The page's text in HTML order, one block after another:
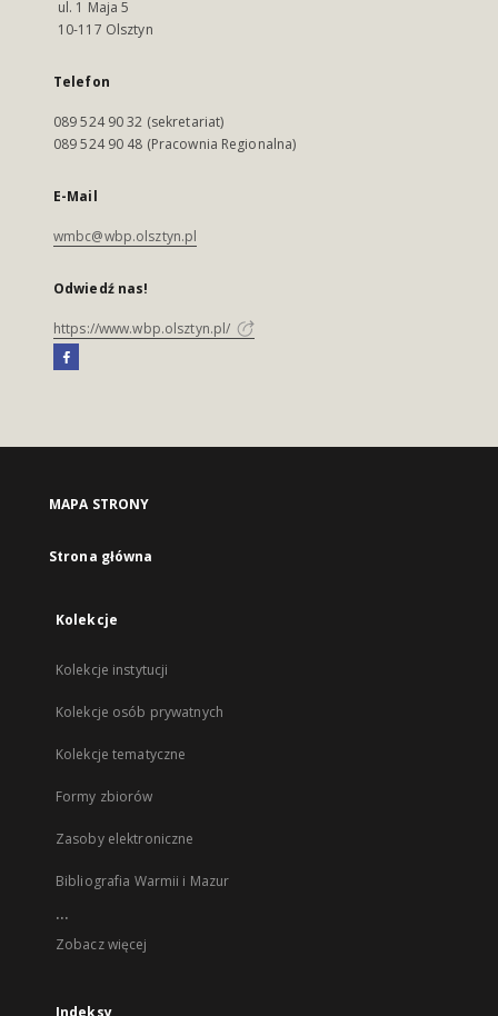
ul. 1 Maja 5
10-117 Olsztyn
Telefon
089 524 90 32 (sekretariat)
089 524 90 48 (Pracownia Regionalna)
E-Mail
wmbc@wbp.olsztyn.pl
Odwiedź nas!
https://www.wbp.olsztyn.pl/
MAPA STRONY
Strona główna
Kolekcje
Kolekcje instytucji
Kolekcje osób prywatnych
Kolekcje tematyczne
Formy zbiorów
Zasoby elektroniczne
Bibliografia Warmii i Mazur
...
Zobacz więcej
Indeksy